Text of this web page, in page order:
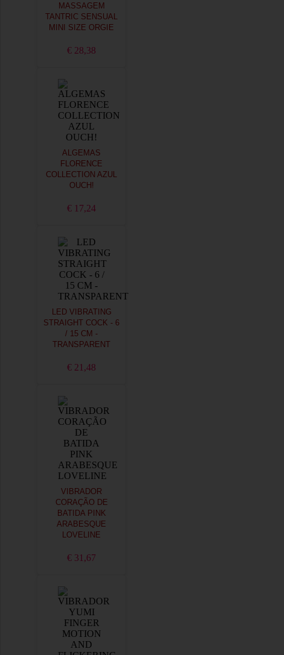
MASSAGEM
TANTRIC SENSUAL
MINI SIZE ORGIE
€ 28,38
ALGEMAS
FLORENCE
COLLECTION AZUL
OUCH!
€ 17,24
LED VIBRATING
STRAIGHT COCK - 6
/ 15 CM -
TRANSPARENT
€ 21,48
VIBRADOR
CORAÇÃO DE
BATIDA PINK
ARABESQUE
LOVELINE
€ 31,67